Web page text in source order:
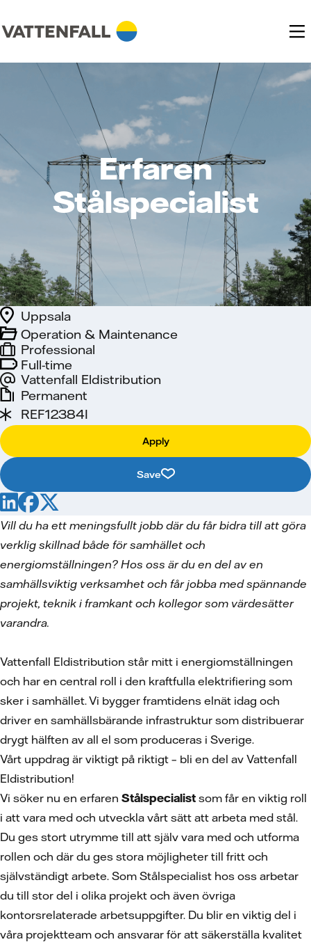
Erfaren
Stålspecialist
Full-time
Vattenfall Eldistribution
Uppsala
Professional
Operation & Maintenance
Permanent
REF12384I
Apply
Save
Vill du ha ett meningsfullt jobb där du får bidra till att göra
verklig skillnad både för samhället och
energiomställningen? Hos oss är du en del av en
samhällsviktig verksamhet och får jobba med spännande
projekt, teknik i framkant och kollegor som värdesätter
varandra.
Vattenfall Eldistribution står mitt i energiomställningen
och har en central roll i den kraftfulla elektrifiering som
sker i samhället. Vi bygger framtidens elnät idag och
driver en samhällsbärande infrastruktur som distribuerar
drygt hälften av all el som produceras i Sverige.
Vårt uppdrag är viktigt på riktigt – bli en del av Vattenfall
Eldistribution!
Vi söker nu en erfaren Stålspecialist som får en viktig roll
i att vara med och utveckla vårt sätt att arbeta med stål.
Du ges stort utrymme till att själv vara med och utforma
rollen och där du ges stora möjligheter till fritt och
självständigt arbete. Som Stålspecialist hos oss arbetar
du till stor del i olika projekt och även övriga
kontorsrelaterade arbetsuppgifter. Du blir en viktig del i
våra projektteam och ansvarar för att säkerställa kvalitet